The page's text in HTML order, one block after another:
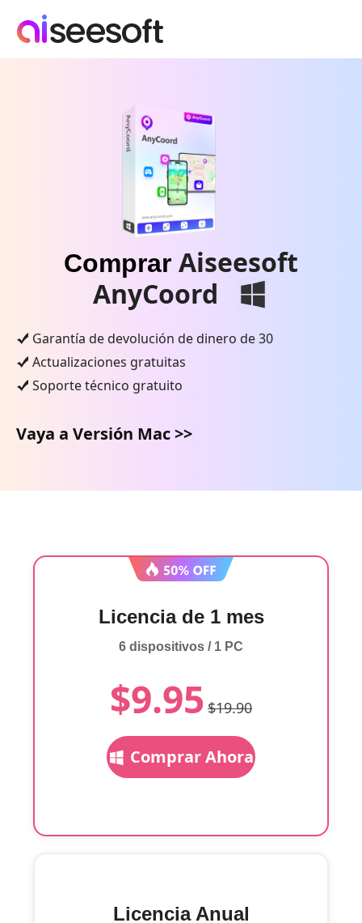
Comprar Aiseesoft
AnyCoord
Garantía de devolución de dinero de 30
Actualizaciones gratuitas
Soporte técnico gratuito
Vaya a Versión Mac >>
Licencia Anual
Licencia de 1 mes
6 dispositivos / 1 PC
$9.95 $19.90
Comprar Ahora